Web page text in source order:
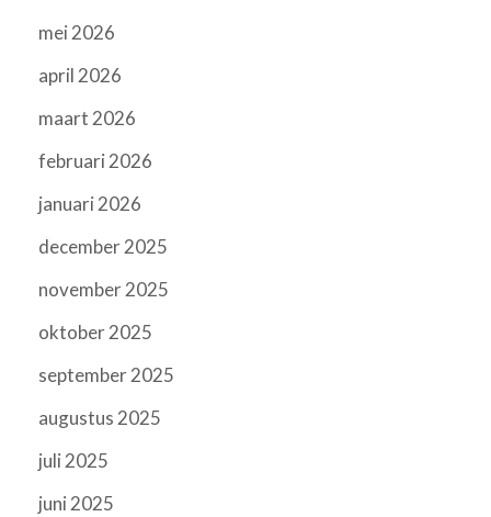
mei 2026
april 2026
maart 2026
februari 2026
januari 2026
december 2025
november 2025
oktober 2025
september 2025
augustus 2025
juli 2025
juni 2025